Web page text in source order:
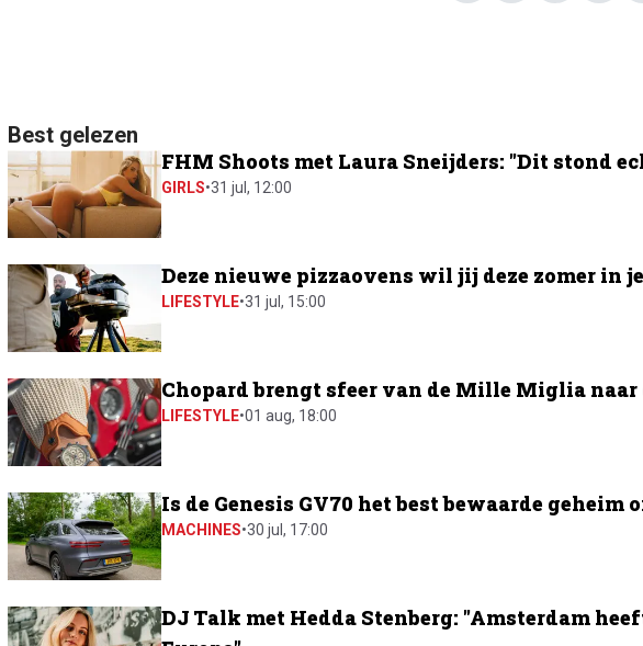
Best gelezen
FHM Shoots met Laura Sneijders: "Dit stond
GIRLS•31 jul, 12:00
Deze nieuwe pizzaovens wil jij deze zomer in
LIFESTYLE•31 jul, 15:00
Chopard brengt sfeer van de Mille Miglia
LIFESTYLE•01 aug, 18:00
Is de Genesis GV70 het best bewaarde geheim
MACHINES•30 jul, 17:00
DJ Talk met Hedda Stenberg: "Amsterdam